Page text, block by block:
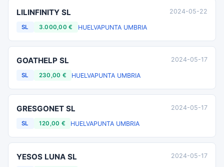
LILINFINITY SL
SL 3.000,00 € HUELVAPUNTA UMBRIA
2024-05-22
GOATHELP SL
SL 230,00 € HUELVAPUNTA UMBRIA
2024-05-17
GRESGONET SL
SL 120,00 € HUELVAPUNTA UMBRIA
2024-05-17
YESOS LUNA SL 2024-05-17